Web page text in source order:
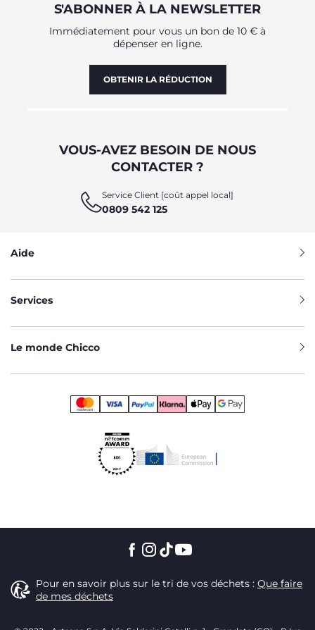
S'ABONNER À LA NEWSLETTER
Immédiatement pour vous un bon de 10 € à
dépenser en ligne.
OBTENIR LA RÉDUCTION
VOUS-AVEZ BESOIN DE NOUS
CONTACTER ?
Service Client [coût appel local]
0809 542 125
Aide
Services
Le monde Chicco
Pour en savoir plus sur le tri de vos déchets : Que faire
de mes déchets